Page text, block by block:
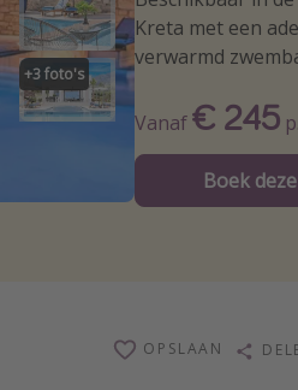
+3foto's
Kreta met een
verwarmd
Vanaf€ 245
Boek
OPSLAAN